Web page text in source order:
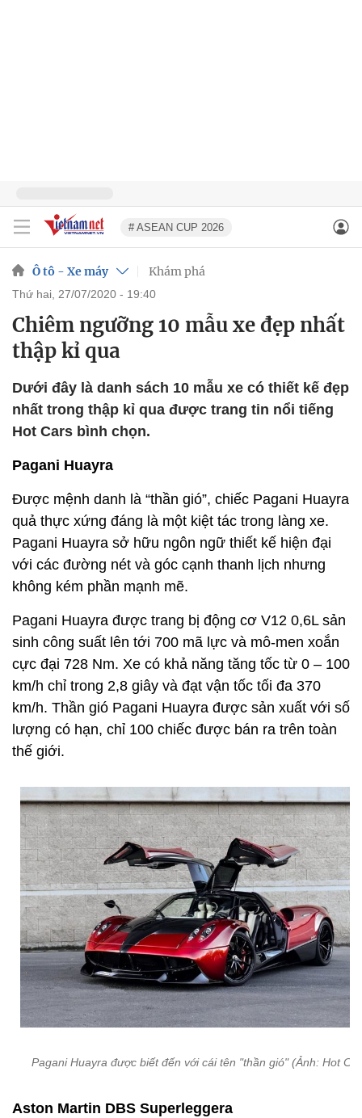
# ASEAN CUP 2026
Ô tô - Xe máy Khám phá
thứ hai, 27/07/2020 - 19:40
Chiêm ngưỡng 10 mẫu xe đẹp nhất
thập kỉ qua
Dưới đây là danh sách 10 mẫu xe có thiết kế đẹp
nhất trong thập kỉ qua được trang tin nổi tiếng
Hot Cars bình chọn.
Pagani Huayra
Được mệnh danh là “thần gió”, chiếc Pagani Huayra
quả thực xứng đáng là một kiệt tác trong làng xe.
Pagani Huayra sở hữu ngôn ngữ thiết kế hiện đại
với các đường nét và góc cạnh thanh lịch nhưng
không kém phần mạnh mẽ.
Pagani Huayra được trang bị động cơ V12 0,6L sản
sinh công suất lên tới 700 mã lực và mô-men xoắn
cực đại 728 Nm. Xe có khả năng tăng tốc từ 0 – 100
km/h chỉ trong 2,8 giây và đạt vận tốc tối đa 370
km/h. Thần gió Pagani Huayra được sản xuất với số
lượng có hạn, chỉ 100 chiếc được bán ra trên toàn
thế giới.
Pagani Huayra được biết đến với cái tên "thần gió" (Ảnh: Hot
Aston Martin DBS Superleggera